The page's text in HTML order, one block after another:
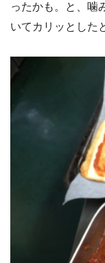
ったかも。と、噛
いてカリッとした